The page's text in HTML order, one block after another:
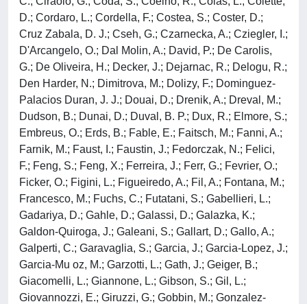
D.; Cordaro, L.; Cordella, F.; Costea, S.; Coster, D.;
Cruz Zabala, D. J.; Cseh, G.; Czarnecka, A.; Cziegler, I.;
D'Arcangelo, O.; Dal Molin, A.; David, P.; De Carolis,
G.; De Oliveira, H.; Decker, J.; Dejarnac, R.; Delogu, R.;
Den Harder, N.; Dimitrova, M.; Dolizy, F.; Dominguez-
Palacios Duran, J. J.; Douai, D.; Drenik, A.; Dreval, M.;
Dudson, B.; Dunai, D.; Duval, B. P.; Dux, R.; Elmore, S.;
Embreus, O.; Erds, B.; Fable, E.; Faitsch, M.; Fanni, A.;
Farnik, M.; Faust, I.; Faustin, J.; Fedorczak, N.; Felici,
F.; Feng, S.; Feng, X.; Ferreira, J.; Ferr, G.; Fevrier, O.;
Ficker, O.; Figini, L.; Figueiredo, A.; Fil, A.; Fontana, M.;
Francesco, M.; Fuchs, C.; Futatani, S.; Gabellieri, L.;
Gadariya, D.; Gahle, D.; Galassi, D.; Galazka, K.;
Galdon-Quiroga, J.; Galeani, S.; Gallart, D.; Gallo, A.;
Galperti, C.; Garavaglia, S.; Garcia, J.; Garcia-Lopez, J.;
Garcia-Mu oz, M.; Garzotti, L.; Gath, J.; Geiger, B.;
Giacomelli, L.; Giannone, L.; Gibson, S.; Gil, L.;
Giovannozzi, E.; Giruzzi, G.; Gobbin, M.; Gonzalez-